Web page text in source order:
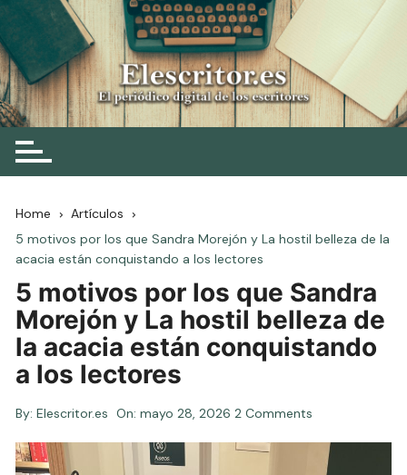
Skip
to
content
Elescritor.es
El periódico digital de los escritores
Home
Artículos
5 motivos por los que Sandra Morejón y La hostil belleza de la
acacia están conquistando a los lectores
5 motivos por los que Sandra
Morejón y La hostil belleza de
la acacia están conquistando
a los lectores
By: Elescritor.es On:mayo 28, 2026 2 Comments